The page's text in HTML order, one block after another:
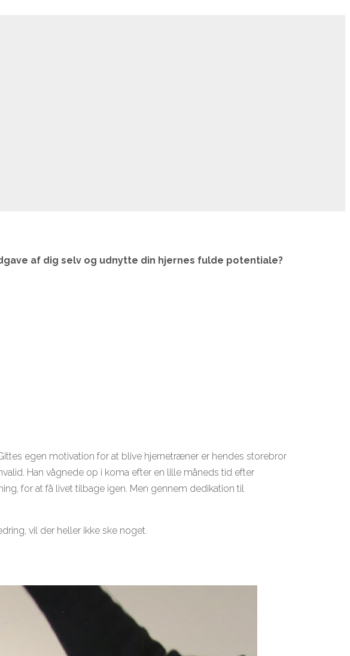
af dig selv og udnytte din hjernes fulde potentiale?
egen motivation for at blive hjernetræner er hendes storebror
Han vågnede op i koma efter en lille måneds tid efter
for at få livet tilbage igen. Men gennem dedikation til
vil der heller ikke ske noget.